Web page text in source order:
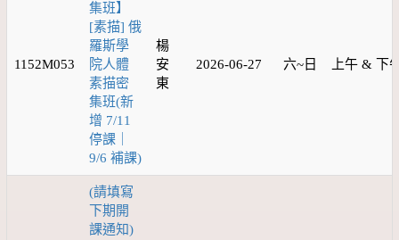
1152M053
集班】
[素描] 俄
羅斯學
院人體
素描密
集班(新
增 7/11
停課｜
9/6 補課)
楊
安
東
2026-06-27 六~日 上午 & 下
(請填寫
下期開
課通知)